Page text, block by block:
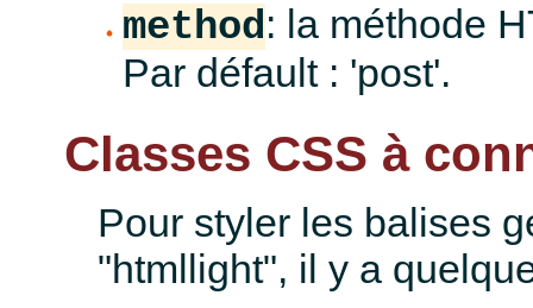
method: la méthode
Par défault : 'post'.
Classes CSS à
Pour styler les balises
"htmllight", il y a